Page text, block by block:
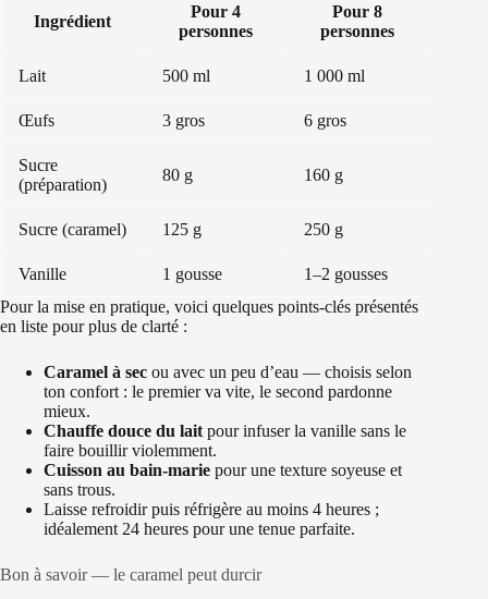
Ingrédient
Pour 4
personnes
Pour 8
personnes
Lait 500 ml 1 000 ml
Œufs 3 gros 6 gros
Sucre
(préparation)
80 g 160 g
Sucre (caramel) 125 g 250 g
Vanille 1 gousse
1–2 gousses
Pour la mise en pratique, voici quelques points-clés présentés
en liste pour plus de clarté :
Caramel à sec ou avec un peu d’eau — choisis selon
ton confort : le premier va vite, le second pardonne
mieux.
Chauffe douce du lait pour infuser la vanille sans le
faire bouillir violemment.
Cuisson au bain-marie pour une texture soyeuse et
sans trous.
Laisse refroidir puis réfrigère au moins 4 heures ;
idéalement 24 heures pour une tenue parfaite.
Bon à savoir — le caramel peut durcir